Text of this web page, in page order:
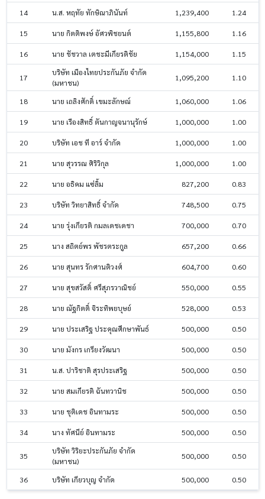
14 น.ส. หฤทัย ทักษิณาภินันท์ 1,239,400 1.24
15 นาย กิตติพงษ์ อัศวพิชยนต์ 1,155,800 1.16
16 นาย ชัชวาล เตชะมีเกียรติชัย 1,154,000 1.15
17
บริษัท เมืองไทยประกันภัย จำกัด
(มหาชน)
1,095,200 1.10
18 นาย เถลิงศักดิ์ เขมะลักษณ์ 1,060,000 1.06
19 นาย เรืองสิทธิ์ ตันกาญจนานุรักษ์ 1,000,000 1.00
20 บริษัท เอช ที อาร์ จำกัด 1,000,000 1.00
21 นาย สุวรรณ ศิริวิกุล 1,000,000 1.00
22 นาย อธิคม แซ่ลิ้ม 827,200 0.83
23 บริษัท วิทยาสิทธิ์ จำกัด 748,500 0.75
24 นาย รุ่งเกียรติ กมลเดชเดชา 700,000 0.70
25 นาง สถิตย์พร พัชรตระกูล 657,200 0.66
26 นาย สุนทร รักศานติวงศ์ 604,700 0.60
27 นาย สุขสวัสดิ์ ศรีสุภรวาณิชย์ 550,000 0.55
28 นาย ณัฐกิตติ์ จิระทิพยบุษย์ 528,000 0.53
29 นาย ประเสริฐ ประคุณศึกษาพันธ์ 500,000 0.50
30 นาย มังกร เกรียงวัฒนา 500,000 0.50
31 น.ส. ปาริชาติ สุรประเสริฐ 500,000 0.50
32 นาย สมเกียรติ ฉันทวานิช 500,000 0.50
33 นาย ชุติเดช อินทามระ 500,000 0.50
34 นาง ทัศนีย์ อินทามระ 500,000 0.50
35
บริษัท วิริยะประกันภัย จำกัด
(มหาชน)
500,000 0.50
36 บริษัท เกียวบุญ จำกัด 500,000 0.50